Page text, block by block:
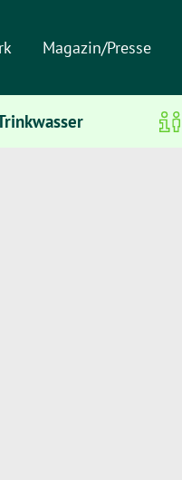
Magazin/Presse